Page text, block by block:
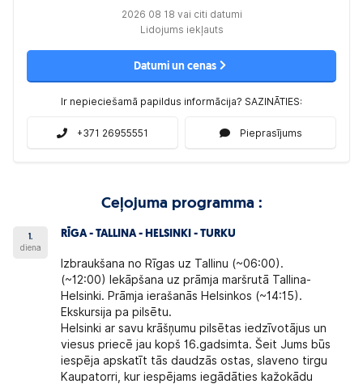
2026 08 18 vai citi datumi
Lidojums iekļauts
Datumi un cenas
Ir nepieciešamā papildus informācija? SAZINĀTIES:
+371 26955551 Pieprasījums
Ceļojuma programma :
1.
diena
RĪGA - TALLINA - HELSINKI - TURKU
Izbraukšana no Rīgas uz Tallinu (~06:00).
(~12:00) Iekāpšana uz prāmja maršrutā Tallina-
Helsinki. Prāmja ierašanās Helsinkos (~14:15).
Ekskursija pa pilsētu.
Helsinki ar savu krāšņumu pilsētas iedzīvotājus un
viesus priecē jau kopš 16.gadsimta. Šeit Jums būs
iespēja apskatīt tās daudzās ostas, slaveno tirgu
Kaupatorri, kur iespējams iegādāties kažokādu